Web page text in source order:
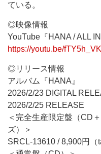
ている。
◎映像情報
YouTube『HANA / ALL
https://youtu.be/
◎リリース情報
アルバム『HANA』
2026/2/23 DIGITAL
2026/2/25 RELEASE
＜完全生産限定盤（CD
ズ）＞
SRCL-13610 / 8,900円（